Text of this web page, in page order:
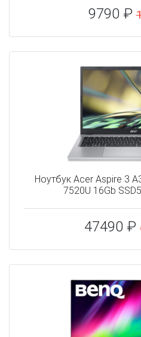
9790 ₽
Ноутбук Acer Aspire 3
7520U 16Gb
47490 ₽